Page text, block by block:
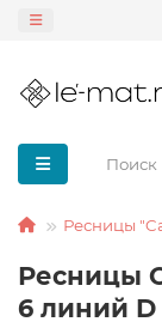
Ресницы
Ресницы
6 линий D